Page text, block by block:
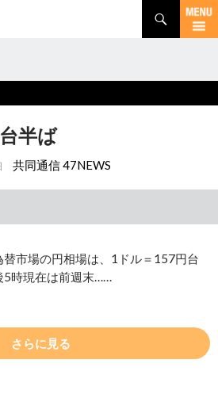
半ば
共同通信 47NEWS
市場の円相場は、1ドル＝157円台
5時現在は前週末……
さらに見る